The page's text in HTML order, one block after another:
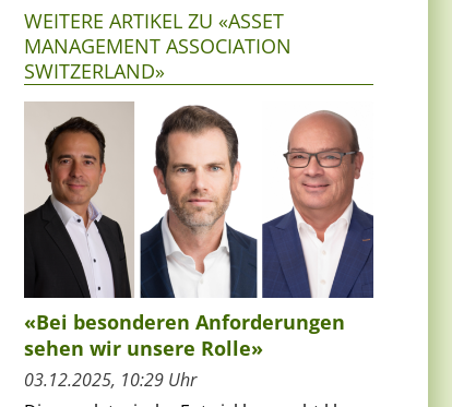
WEITERE ARTIKEL ZU «ASSET
MANAGEMENT ASSOCIATION
SWITZERLAND»
«Bei besonderen Anforderungen
sehen wir unsere Rolle»
03.12.2025, 10:29 Uhr